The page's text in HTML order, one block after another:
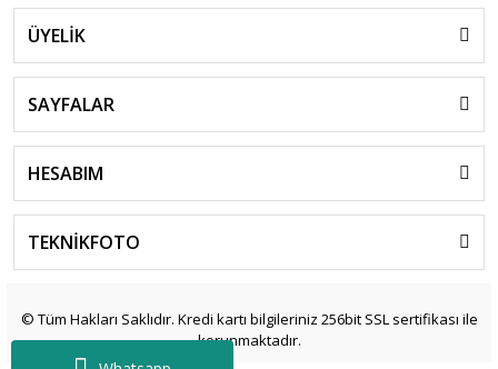
ÜYELİK
SAYFALAR
HESABIM
TEKNİKFOTO
© Tüm Hakları Saklıdır. Kredi kartı bilgileriniz 256bit SSL sertifikası ile
korunmaktadır.